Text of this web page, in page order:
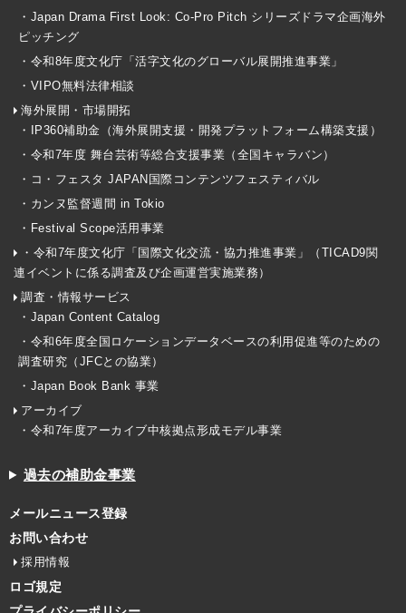
・Japan Drama First Look: Co-Pro Pitch シリーズドラマ企画海外
ピッチング
・令和8年度文化庁「活字文化のグローバル展開推進事業」
・VIPO無料法律相談
海外展開・市場開拓
・IP360補助金（海外展開支援・開発プラットフォーム構築支援）
・令和7年度 舞台芸術等総合支援事業（全国キャラバン）
・コ・フェスタ JAPAN国際コンテンツフェスティバル
・カンヌ監督週間 in Tokio
・Festival Scope活用事業
・令和7年度文化庁「国際文化交流・協力推進事業」（TICAD9関
連イベントに係る調査及び企画運営実施業務）
調査・情報サービス
・Japan Content Catalog
・令和6年度全国ロケーションデータベースの利用促進等のための
調査研究（JFCとの協業）
・Japan Book Bank 事業
アーカイブ
・令和7年度アーカイブ中核拠点形成モデル事業
過去の補助金事業
メールニュース登録
お問い合わせ
採用情報
ロゴ規定